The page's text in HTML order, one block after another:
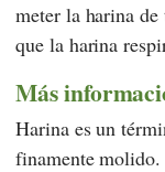
meter la harina
que la harina
Más
Harina es un
finamente